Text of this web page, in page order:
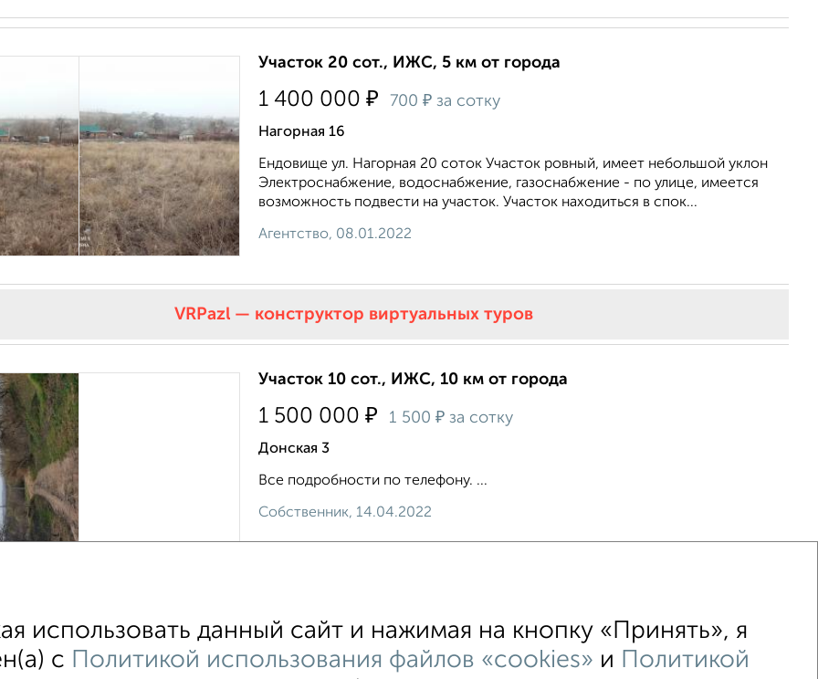
Участок 20 сот., ИЖС, 5 км от города
1 400 000 ₽ 700 ₽ за сотку
Нагорная 16
Ендовище ул. Нагорная 20 соток Участок ровный, имеет небольшой уклон
Электроснабжение, водоснабжение, газоснабжение - по улице, имеется
возможность подвести на участок. Участок находиться в спок...
Агентство, 08.01.2022
VRPazl — конструктор виртуальных туров
Участок 10 сот., ИЖС, 10 км от города
1 500 000 ₽ 1 500 ₽ за сотку
Донская 3
Все подробности по телефону. ...
Собственник, 14.04.2022
использовать данный сайт и нажимая на кнопку «Принять», я
с Политикой использования файлов «cookies» и Политикой